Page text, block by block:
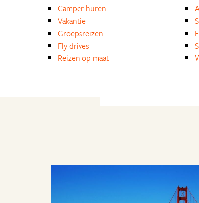
Camper huren
Vakantie
Groepsreizen
Fly drives
Reizen op maat